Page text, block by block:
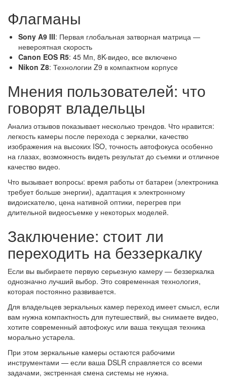
Флагманы
Sony A9 III: Первая глобальная затворная матрица —
невероятная скорость
Canon EOS R5: 45 Мп, 8K-видео, все включено
Nikon Z8: Технологии Z9 в компактном корпусе
Мнения пользователей: что
говорят владельцы
Анализ отзывов показывает несколько трендов. Что нравится:
легкость камеры после перехода с зеркалки, качество
изображения на высоких ISO, точность автофокуса особенно
на глазах, возможность видеть результат до съемки и отличное
качество видео.
Что вызывает вопросы: время работы от батареи (электроника
требует больше энергии), адаптация к электронному
видоискателю, цена нативной оптики, перегрев при
длительной видеосъемке у некоторых моделей.
Заключение: стоит ли
переходить на беззеркалку
Если вы выбираете первую серьезную камеру — беззеркалка
однозначно лучший выбор. Это современная технология,
которая постоянно развивается.
Для владельцев зеркальных камер переход имеет смысл, если
вам нужна компактность для путешествий, вы снимаете видео,
хотите современный автофокус или ваша текущая техника
морально устарела.
При этом зеркальные камеры остаются рабочими
инструментами — если ваша DSLR справляется со всеми
задачами, экстренная смена системы не нужна.